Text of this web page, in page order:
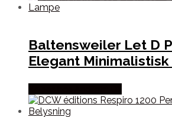
Baltensweiler Let D
Elegant